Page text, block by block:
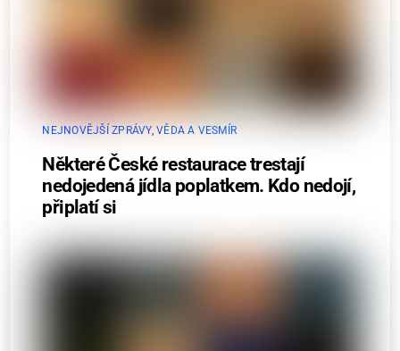
NEJNOVĚJŠÍ ZPRÁVY,VĚDA A VESMÍR
Některé České restaurace trestají
nedojedená jídla poplatkem. Kdo nedojí,
připlatí si